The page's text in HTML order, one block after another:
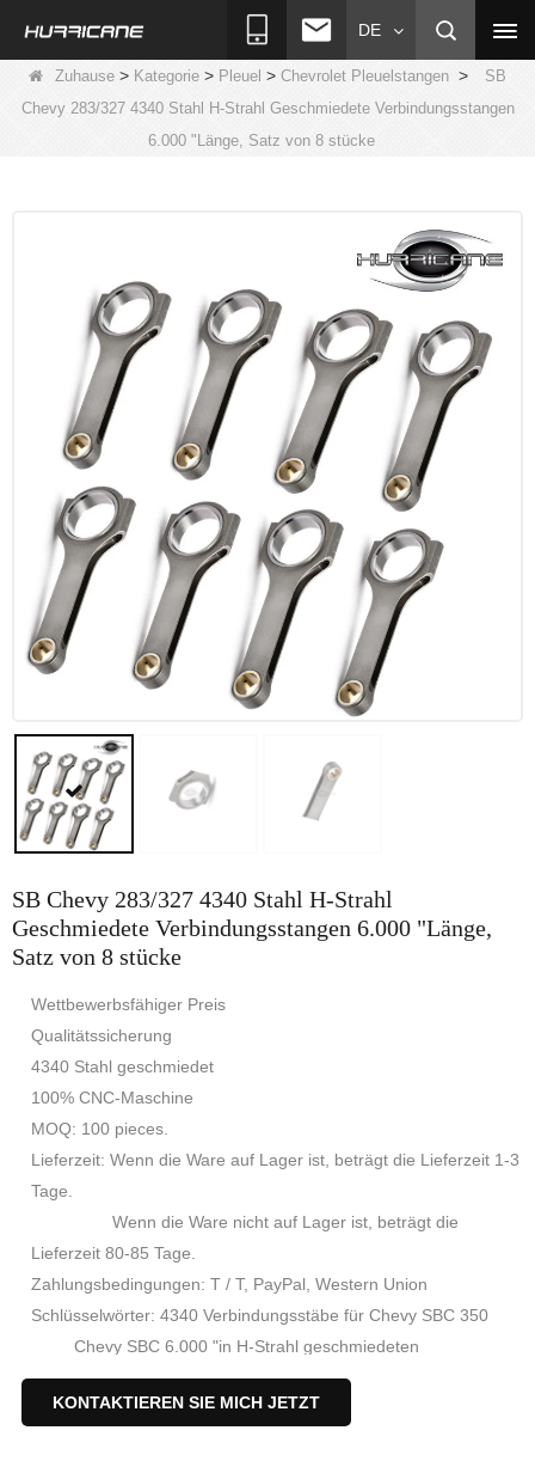
DE
Zuhause > Kategorie > Pleuel > Chevrolet Pleuelstangen >
SB
Chevy 283/327 4340 Stahl H-Strahl Geschmiedete Verbindungsstangen
6.000 "Länge, Satz von 8 stücke
SB Chevy 283/327 4340 Stahl H-Strahl
Geschmiedete Verbindungsstangen 6.000 "Länge,
Satz von 8 stücke
Wettbewerbsfähiger Preis
Qualitätssicherung
4340 Stahl geschmiedet
100% CNC-Maschine
MOQ: 100 pieces.
Lieferzeit: Wenn die Ware auf Lager ist, beträgt die Lieferzeit 1-3
Tage.
Wenn die Ware nicht auf Lager ist, beträgt die
Lieferzeit 80-85 Tage.
Zahlungsbedingungen: T / T, PayPal, Western Union
Schlüsselwörter: 4340 Verbindungsstäbe für Chevy SBC 350
Chevy SBC 6.000 "in H-Strahl geschmiedeten
Verbindungsstangen
SBC Design Performance Rods
KONTAKTIEREN SIE MICH JETZT